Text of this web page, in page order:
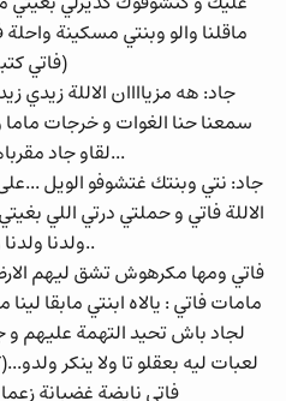
ماقلنا والو وبنتي مسكينة
(فاتي
جاد: هه مزياااان الاللة
سمعنا حنا الغوات و خرجات
...لقاو جاد
جاد: نتي وبنتك غتشوفو الويل
الاللة فاتي و حملتي درتي اللي
..ولدنا
فاتي ومها مكرهوش تشق ليهم
مامات فاتي : يالاه ابنتي مابقا
لجاد باش تحيد التهمة عليهم و
لعبات ليه بعقلو تا ولا ينكر
فاتي نايضة غضبانة